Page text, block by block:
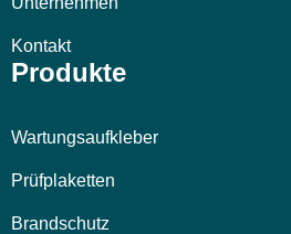
Kontakt
Produkte
Wartungsaufkleber
Prüfplaketten
Brandschutz